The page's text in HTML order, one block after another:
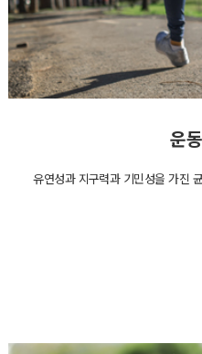
운
유연성과 지구력과 기민성을 가진